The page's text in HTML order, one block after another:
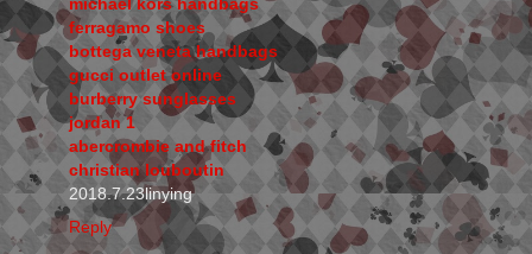
ferragamo shoes
bottega veneta handbags
gucci outlet online
burberry sunglasses
jordan 1
abercrombie and fitch
christian louboutin
2018.7.23linying
Reply